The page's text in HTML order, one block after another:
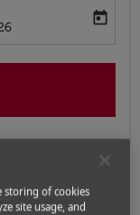
return-date-aria-label
today
Voli Marrakech -
storing of cookies
site usage, and